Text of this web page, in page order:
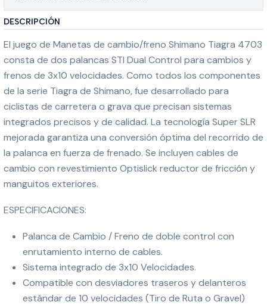
DESCRIPCIÓN
El juego de Manetas de cambio/freno Shimano Tiagra 4703
consta de dos palancas STI Dual Control para cambios y
frenos de 3x10 velocidades. Como todos los componentes
de la serie Tiagra de Shimano, fue desarrollado para
ciclistas de carretera o grava que precisan sistemas
integrados precisos y de calidad. La tecnología Super SLR
mejorada garantiza una conversión óptima del recorrido de
la palanca en fuerza de frenado. Se incluyen cables de
cambio con revestimiento Optislick reductor de fricción y
manguitos exteriores.
ESPECIFICACIONES:
Palanca de Cambio / Freno de doble control con
enrutamiento interno de cables.
Sistema integrado de 3x10 Velocidades.
Compatible con desviadores traseros y delanteros
estándar de 10 velocidades (Tiro de Ruta o Gravel)